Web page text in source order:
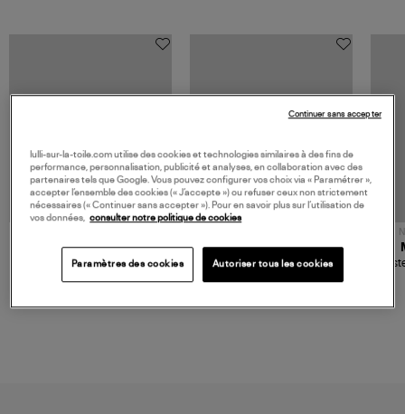
480,00 €
JEROME DREYFUSS
Sac Bobi S Cuir Lamé
TORAL
Mocassins Killian Sport
lulli-sur-la-toile.com utilise des cookies et technologies similaires à des fins de
performance, personnalisation, publicité et analyses, en collaboration avec des
partenaires tels que Google. Vous pouvez configurer vos choix via « Paramétrer »,
accepter l’ensemble des cookies (« J’accepte ») ou refuser ceux non strictement
nécessaires (« Continuer sans accepter »). Pour en savoir plus sur l’utilisation de
vos données, consulter notre politique de cookies
Paramètres des cookies Autoriser tous les cookies
Continuer sans accepter